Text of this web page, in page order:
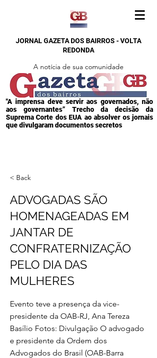
JORNAL GAZETA DOS BAIRROS - VOLTA
REDONDA
A notícia de sua comunidade
"A imprensa deve servir aos governados, não
aos governantes” Trecho da decisão da
Suprema Corte dos EUA ao absolver os jornais
que divulgaram documentos secretos
< Back
ADVOGADAS SÃO
HOMENAGEADAS EM
JANTAR DE
CONFRATERNIZAÇÃO
PELO DIA DAS
MULHERES
Evento teve a presença da vice-
presidente da OAB-RJ, Ana Tereza
Basílio Fotos: Divulgação O advogado
e presidente da Ordem dos
Advogados do Brasil (OAB-Barra